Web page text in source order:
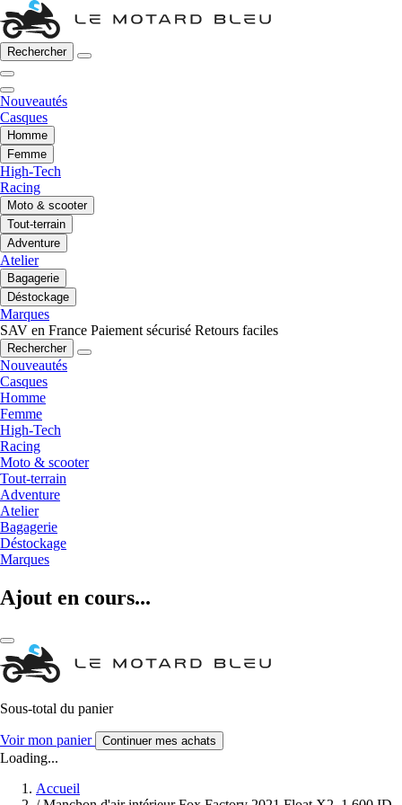
Rechercher
Nouveautés
Casques
Homme
Femme
High-Tech
Racing
Moto & scooter
Tout-terrain
Adventure
Atelier
Bagagerie
Déstockage
Marques
SAV en France Paiement sécurisé Retours faciles
Rechercher
Nouveautés
Casques
Homme
Femme
High-Tech
Racing
Moto & scooter
Tout-terrain
Adventure
Atelier
Bagagerie
Déstockage
Marques
Ajout en cours...
Sous-total du panier
Voir mon panier Continuer mes achats
Loading...
Accueil